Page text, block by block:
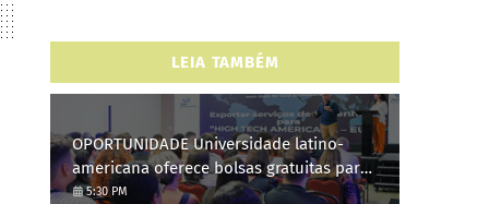
LEIA TAMBÉM
OPORTUNIDADE Universidade latino-
americana oferece bolsas gratuitas para
Engenharia de Software; saiba como se
5:30 PM